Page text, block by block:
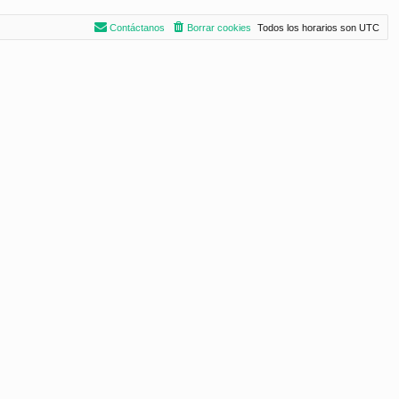
Todos los horarios son UTC
Borrar cookies
Contáctanos